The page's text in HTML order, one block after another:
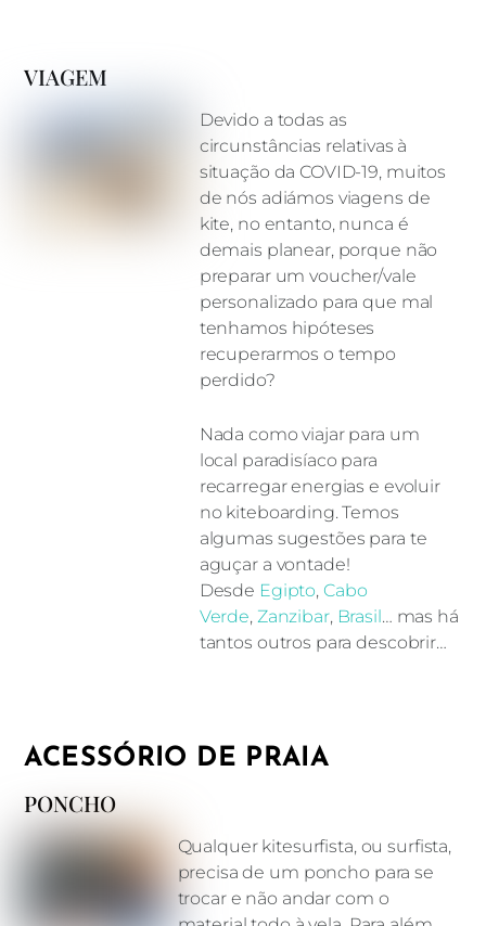
VIAGEM
Devido a todas as
circunstâncias relativas à
situação da COVID-19, muitos
de nós adiámos viagens de
kite, no entanto, nunca é
demais planear, porque não
preparar um voucher/vale
personalizado para que mal
tenhamos hipóteses
recuperarmos o tempo
perdido?
Nada como viajar para um
local paradisíaco para
recarregar energias e evoluir
no kiteboarding. Temos
algumas sugestões para te
aguçar a vontade!
Desde Egipto, Cabo
Verde, Zanzibar, Brasil … mas há
tantos outros para descobrir…
ACESSÓRIO DE PRAIA
PONCHO
Qualquer kitesurfista, ou surfista,
precisa de um poncho para se
trocar e não andar com o